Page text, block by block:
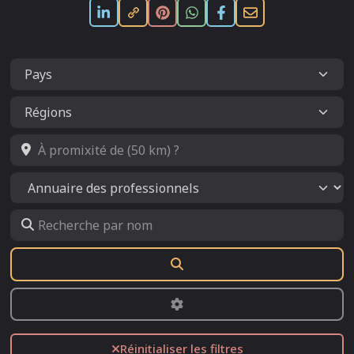
À promixité de (50 km) ?
Select search type
Recherche par nom
Advanced Filters
Réinitialiser les filtres